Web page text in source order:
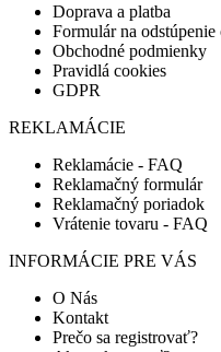
Doprava a platba
Formulár na
Obchodné podmienky
Pravidlá cookies
GDPR
REKLAMÁCIE
Reklamácie - FAQ
Reklamačný formulár
Reklamačný poriadok
Vrátenie tovaru - FAQ
INFORMÁCIE PRE VÁS
O Nás
Kontakt
Prečo sa registrovať?